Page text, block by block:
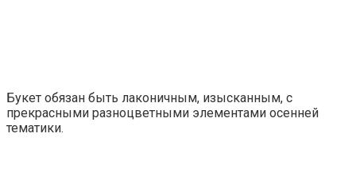
Букет обязан быть лаконичным, изысканным, с
прекрасными разноцветными элементами осенней
тематики.